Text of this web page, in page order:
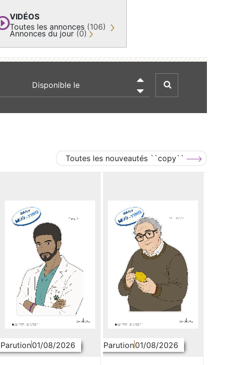
VIDÉOS
Toutes les annonces (106)
Annonces du jour (0)

Toutes les nouveautés ``copy``
Parution01/08/2026 Parution01/08/2026